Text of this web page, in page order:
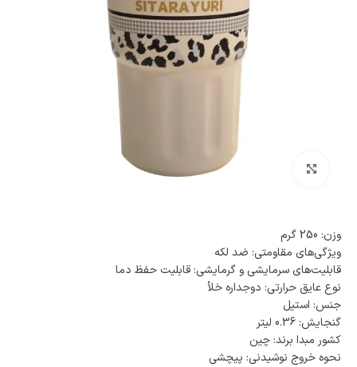
بزرگنمایی تصویر
وزن: 250 گرم
ویژگی‌های مقاومتی: ضد لکه
قابلیت‌های سرمایشی و گرمایشی: قابلیت حفظ دما
نوع عایق حرارتی: دو‌جداره خلأ
جنس: استیل
گنجایش: 0.36 لیتر
کشور مبدا برند: چین
نحوه خروج نوشیدنی: پیچشی